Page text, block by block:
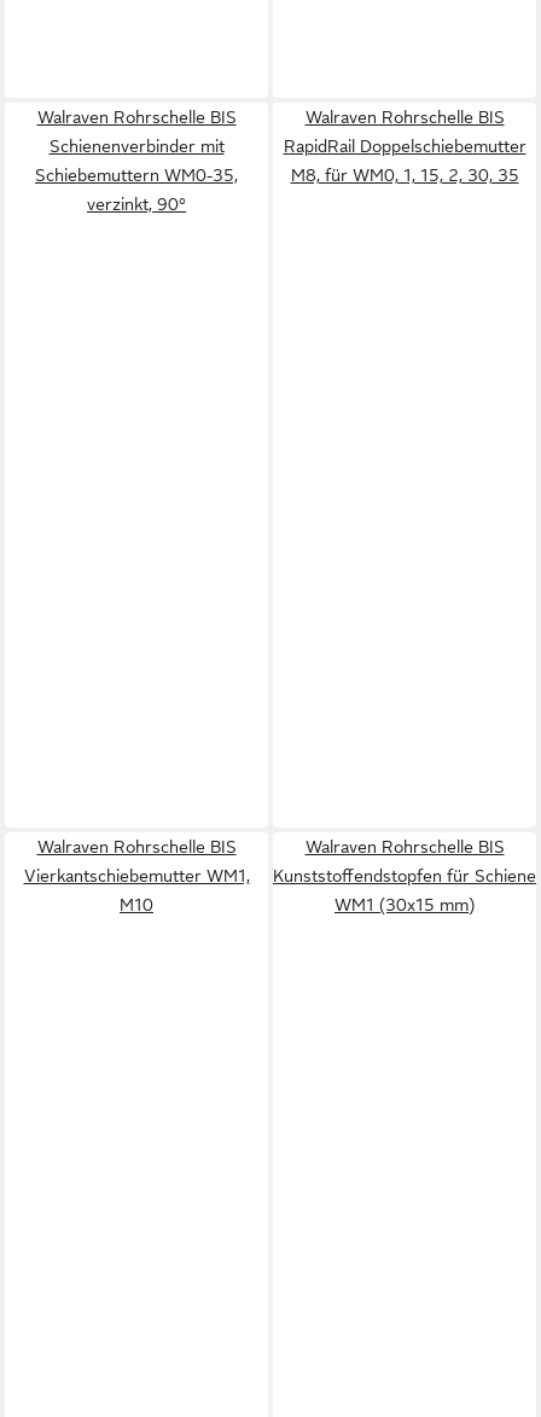
Walraven Rohrschelle BIS
Schienenverbinder mit
Schiebemuttern WM0-35,
verzinkt, 90°
Walraven Rohrschelle BIS
RapidRail Doppelschiebemutter
M8, für WM0, 1, 15, 2, 30, 35
Walraven Rohrschelle BIS
Vierkantschiebemutter WM1,
M10
Walraven Rohrschelle BIS
Kunststoffendstopfen für Schiene
WM1 (30x15 mm)